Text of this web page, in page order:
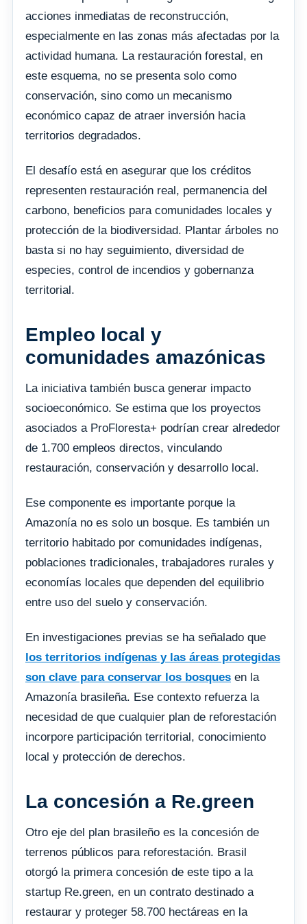
acciones inmediatas de reconstrucción,
especialmente en las zonas más afectadas por la
actividad humana. La restauración forestal, en
este esquema, no se presenta solo como
conservación, sino como un mecanismo
económico capaz de atraer inversión hacia
territorios degradados.
El desafío está en asegurar que los créditos
representen restauración real, permanencia del
carbono, beneficios para comunidades locales y
protección de la biodiversidad. Plantar árboles no
basta si no hay seguimiento, diversidad de
especies, control de incendios y gobernanza
territorial.
Empleo local y
comunidades amazónicas
La iniciativa también busca generar impacto
socioeconómico. Se estima que los proyectos
asociados a ProFloresta+ podrían crear alrededor
de 1.700 empleos directos, vinculando
restauración, conservación y desarrollo local.
Ese componente es importante porque la
Amazonía no es solo un bosque. Es también un
territorio habitado por comunidades indígenas,
poblaciones tradicionales, trabajadores rurales y
economías locales que dependen del equilibrio
entre uso del suelo y conservación.
En investigaciones previas se ha señalado que
los territorios indígenas y las áreas protegidas
son clave para conservar los bosques en la
Amazonía brasileña. Ese contexto refuerza la
necesidad de que cualquier plan de reforestación
incorpore participación territorial, conocimiento
local y protección de derechos.
La concesión a Re.green
Otro eje del plan brasileño es la concesión de
terrenos públicos para reforestación. Brasil
otorgó la primera concesión de este tipo a la
startup Re.green, en un contrato destinado a
restaurar y proteger 58.700 hectáreas en la